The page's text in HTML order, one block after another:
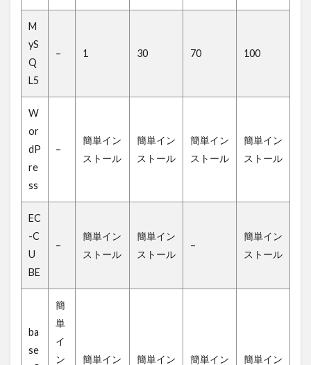
M
yS
Q
L5
– 1 30 70 100
W
or
dP
re
ss
–
簡単イン
ストール
簡単イン
ストール
簡単イン
ストール
簡単イン
ストール
EC
-C
U
BE
–
簡単イン
ストール
簡単イン
ストール
–
簡単イン
ストール
ba
se
簡
単
イ
ン
簡単イン 簡単イン 簡単イン 簡単イン